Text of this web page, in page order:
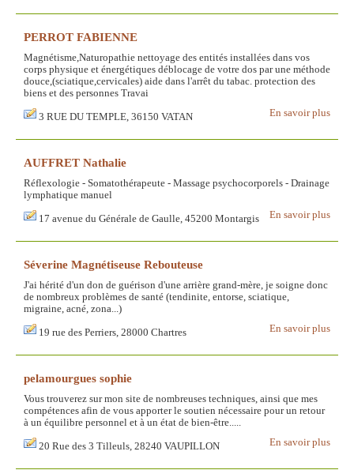
PERROT FABIENNE
Magnétisme,Naturopathie nettoyage des entités installées dans vos
corps physique et énergétiques déblocage de votre dos par une méthode
douce,(sciatique,cervicales) aide dans l'arrêt du tabac. protection des
biens et des personnes Travai
En savoir plus
3 RUE DU TEMPLE, 36150 VATAN
AUFFRET Nathalie
Réflexologie - Somatothérapeute - Massage psychocorporels - Drainage
lymphatique manuel
En savoir plus
17 avenue du Générale de Gaulle, 45200 Montargis
Séverine Magnétiseuse Rebouteuse
J'ai hérité d'un don de guérison d'une arrière grand-mère, je soigne donc
de nombreux problèmes de santé (tendinite, entorse, sciatique,
migraine, acné, zona...)
En savoir plus
19 rue des Perriers, 28000 Chartres
pelamourgues sophie
Vous trouverez sur mon site de nombreuses techniques, ainsi que mes
compétences afin de vous apporter le soutien nécessaire pour un retour
à un équilibre personnel et à un état de bien-être.....
En savoir plus
20 Rue des 3 Tilleuls, 28240 VAUPILLON